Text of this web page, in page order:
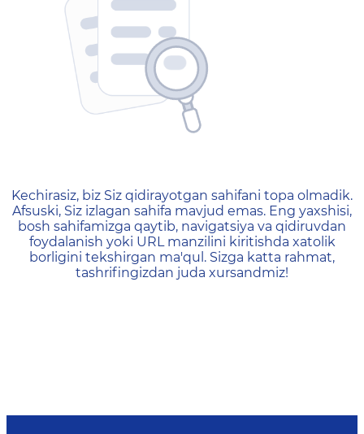
404 — Страница не
Kechirasiz, biz Siz qidirayotgan sahifani topa olmadik.
Afsuski, Siz izlagan sahifa mavjud emas. Eng yaxshisi,
bosh sahifamizga qaytib, navigatsiya va qidiruvdan
foydalanish yoki URL manzilini kiritishda xatolik
borligini tekshirgan ma'qul. Sizga katta rahmat,
tashrifingizdan juda xursandmiz!